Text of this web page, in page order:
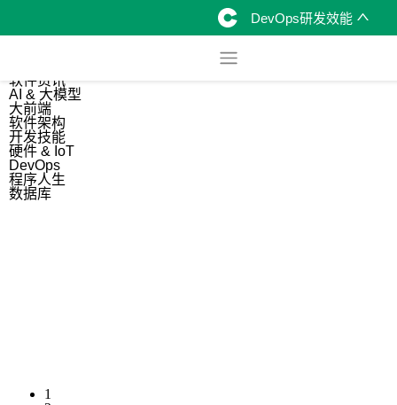
DevOps研发效能
软件资讯
AI & 大模型
大前端
软件架构
开发技能
硬件 & IoT
DevOps
程序人生
数据库
1